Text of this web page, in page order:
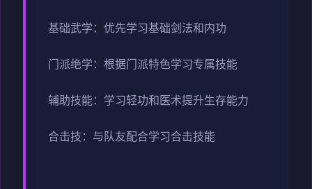
基础武学：优先学习基础剑法和内功
门派绝学：根据门派特色学习专属技能
辅助技能：学习轻功和医术提升生存能力
合击技：与队友配合学习合击技能